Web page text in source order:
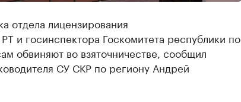
отдела лицензирования
и госинспектора Госкомитета республики по
обвиняют во взяточничестве, сообщил
СУ СКР по региону Андрей